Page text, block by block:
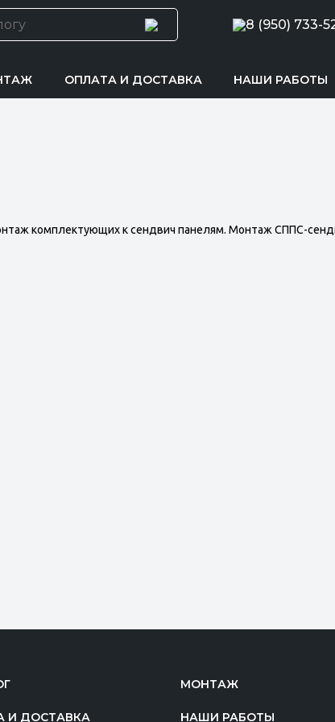
8 (950) 733-
ОПЛАТА И ДОСТАВКА НАШИ РАБОТЫ
комплектующих к сендвич панелям. Монтаж СППС-
МОНТАЖ
И ДОСТАВКА НАШИ РАБОТЫ